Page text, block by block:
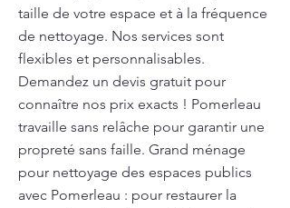
taille de votre espace et à la fréquence
de nettoyage. Nos services sont
flexibles et personnalisables.
Demandez un devis gratuit pour
connaître nos prix exacts ! Pomerleau
travaille sans relâche pour garantir une
propreté sans faille. Grand ménage
pour nettoyage des espaces publics
avec Pomerleau : pour restaurer la